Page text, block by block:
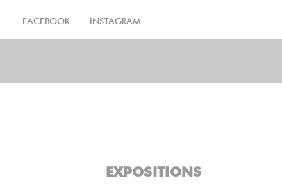
FACEBOOK INSTAGRAM
EXPOSITIONS